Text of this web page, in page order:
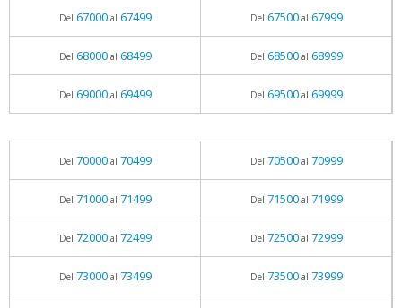
Del 67000al 67499 Del 67500al 67999
Del 68000al 68499 Del 68500al 68999
Del 69000al 69499 Del 69500al 69999
Del 70000al 70499 Del 70500al 70999
Del 71000al 71499 Del 71500al 71999
Del 72000al 72499 Del 72500al 72999
Del 73000al 73499 Del 73500al 73999